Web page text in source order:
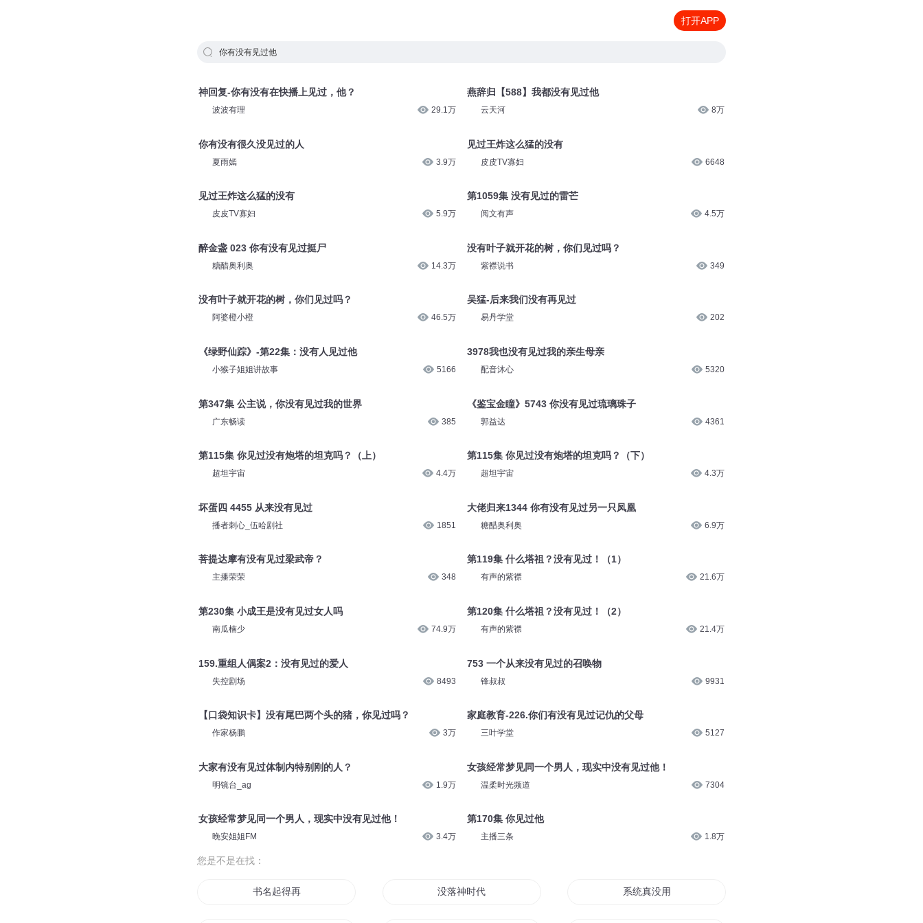
打开APP
你有没有见过他
神回复-你有没有在快播上见过，他？
波波有理 29.1万
你有没有很久没见过的人
夏雨嫣 3.9万
见过王炸这么猛的没有
皮皮TV寡妇 5.9万
醉金盏 023 你有没有见过挺尸
糖醋奥利奥 14.3万
没有叶子就开花的树，你们见过吗？
阿婆橙小橙 46.5万
《绿野仙踪》-第22集：没有人见过他
小猴子姐姐讲故事 5166
第347集 公主说，你没有见过我的世界
广东畅读 385
第115集 你见过没有炮塔的坦克吗？（上）
超坦宇宙 4.4万
坏蛋四 4455 从来没有见过
播者刺心_伍哈剧社 1851
菩提达摩有没有见过梁武帝？
主播荣荣 348
第230集 小成王是没有见过女人吗
南瓜楠少 74.9万
159.重组人偶案2：没有见过的爱人
失控剧场 8493
【口袋知识卡】没有尾巴两个头的猪，你见过吗？
作家杨鹏 3万
大家有没有见过体制内特别刚的人？
明镜台_ag 1.9万
女孩经常梦见同一个男人，现实中没有见过他！
晚安姐姐FM 3.4万
燕辞归【588】我都没有见过他
云天河 8万
见过王炸这么猛的没有
皮皮TV寡妇 6648
第1059集 没有见过的雷芒
阅文有声 4.5万
没有叶子就开花的树，你们见过吗？
紫襟说书 349
吴猛-后来我们没有再见过
易丹学堂 202
3978我也没有见过我的亲生母亲
配音沐心 5320
《鉴宝金瞳》5743 你没有见过琉璃珠子
郭益达 4361
第115集 你见过没有炮塔的坦克吗？（下）
超坦宇宙 4.3万
大佬归来1344 你有没有见过另一只凤凰
糖醋奥利奥 6.9万
第119集 什么塔祖？没有见过！（1）
有声的紫襟 21.6万
第120集 什么塔祖？没有见过！（2）
有声的紫襟 21.4万
753 一个从来没有见过的召唤物
锋叔叔 9931
家庭教育-226.你们有没有见过记仇的父母
三叶学堂 5127
女孩经常梦见同一个男人，现实中没有见过他！
温柔时光频道 7304
第170集 你见过他
主播三条 1.8万
您是不是在找：
书名起得再好也没人看 没落神时代 系统真没用